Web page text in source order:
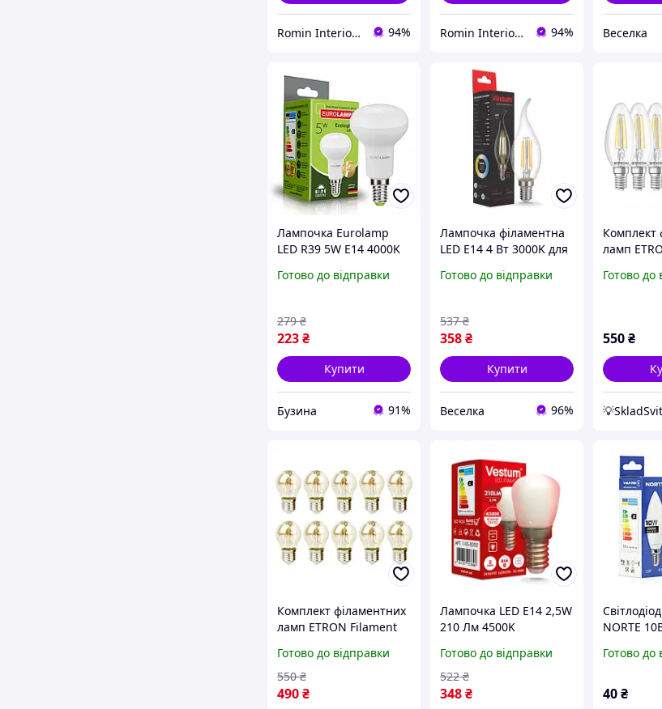
Romin Interior Store 94% Romin Interior Store 94% Веселка
Лампочка Eurolamp
LED R39 5W E14 4000K
Готово до відправки
223₴
279 ₴
Купити
Бузина 91%
Лампочка філаментна
LED E14 4 Вт 3000K для
в домі та офісі. BROWN
Готово до відправки
358₴
537 ₴
Купити
Веселка 96%
Комплект
ламп
1-EFP-
Готово до
550₴
Комплект філаментних
ламп ETRON Filament
2500K G45 E27 Golden
Готово до відправки
490₴
550 ₴
Лампочка LED E14 2,5W
210 Лм 4500K
для холодильников и
низких температур
FLAME
Готово до відправки
348₴
522 ₴
NORTE
Готово до
40₴